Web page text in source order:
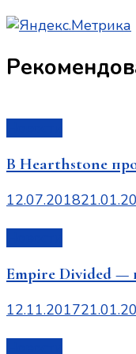
В Hearthstone
12.07.2018
Empire Divided —
12.11.2017